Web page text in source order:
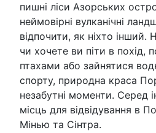
пишні ліси Азорських
неймовірні вулканічні
відпочити, як ніхто інший.
чи хочете ви піти в похід,
птахами або зайнятися
спорту, природна краса
незабутні моменти. Серед
місць для відвідування в
Мінью та Сінтра.